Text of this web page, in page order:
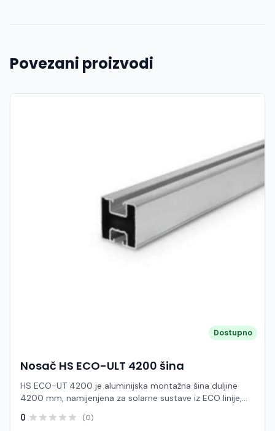
Povezani proizvodi
Dostupno
Nosač HS ECO-ULT 4200 šina
HS ECO-UT 4200 je aluminijska montažna šina duljine
4200 mm, namijenjena za solarne sustave iz ECO linije,
ekonomična instalacija. Ova šina predstavlja osnovni
0 (0)